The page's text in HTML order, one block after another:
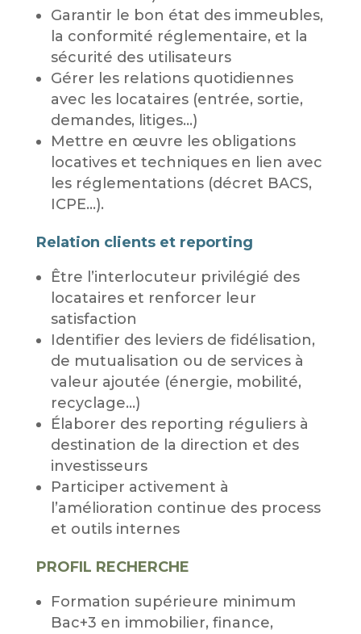
Garantir le bon état des immeubles,
la conformité réglementaire, et la
sécurité des utilisateurs
Gérer les relations quotidiennes
avec les locataires (entrée, sortie,
demandes, litiges…)
Mettre en œuvre les obligations
locatives et techniques en lien avec
les réglementations (décret BACS,
ICPE…).
Relation clients et reporting
Être l’interlocuteur privilégié des
locataires et renforcer leur
satisfaction
Identifier des leviers de fidélisation,
de mutualisation ou de services à
valeur ajoutée (énergie, mobilité,
recyclage…)
Élaborer des reporting réguliers à
destination de la direction et des
investisseurs
Participer activement à
l’amélioration continue des process
et outils internes
PROFIL RECHERCHE
Formation supérieure minimum
Bac+3 en immobilier, finance,